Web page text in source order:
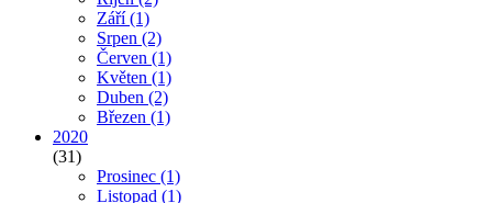
Září(1)
Srpen (2)
Červen (1)
Květen (1)
Duben (2)
Březen (1)
2020
(31)
Prosinec (1)
Listopad (1)